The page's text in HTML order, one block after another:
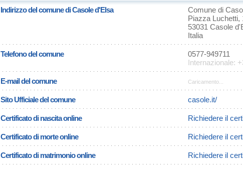
Indirizzo del comune di Casole d'Elsa
Comune di
Piazza Luchetti,
53031 Casole
Italia
Telefono del comune
0577-949711
Internazionale:
E-mail del comune Caricamento...
Sito Ufficiale del comune casole.it/
Certificato di nascita online Richiedere il
Certificato di morte online Richiedere il
Certificato di matrimonio online Richiedere il